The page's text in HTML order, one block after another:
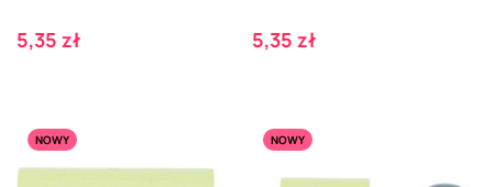
Cena
5,35 zł Cena
5,35 zł
NOWY NOWY